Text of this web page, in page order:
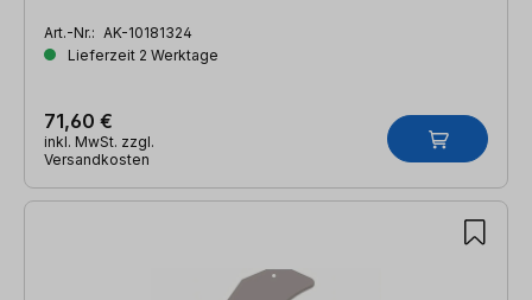
Art.-Nr.: AK-10181324
Lieferzeit 2 Werktage
71,60 €
inkl. MwSt. zzgl.
Versandkosten